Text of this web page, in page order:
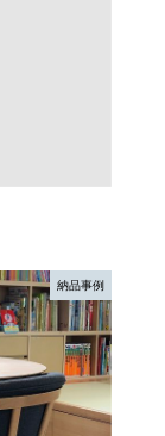
納品事例